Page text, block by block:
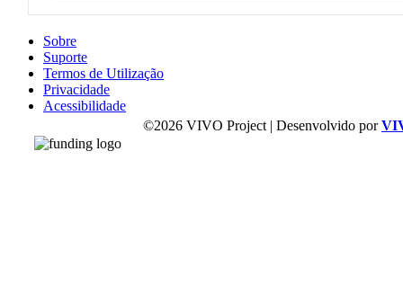
Sobre
Suporte
Termos de Utilização
Privacidade
Acessibilidade
©2026 VIVO Project | Desenvolvido por